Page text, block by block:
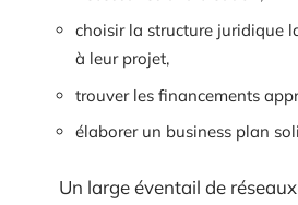
choisir la structure juridique
à leur projet,
trouver les financements
élaborer un business plan
Un large éventail de